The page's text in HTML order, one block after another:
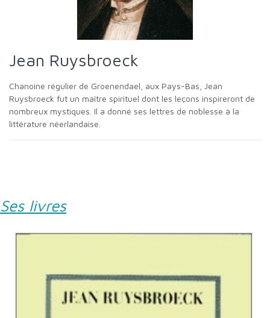
Jean Ruysbroeck
Chanoine régulier de Groenendael, aux Pays-Bas, Jean
Ruysbroeck fut un maître spirituel dont les leçons inspireront de
nombreux mystiques. Il a donné ses lettres de noblesse à la
littérature néerlandaise.
Ses livres